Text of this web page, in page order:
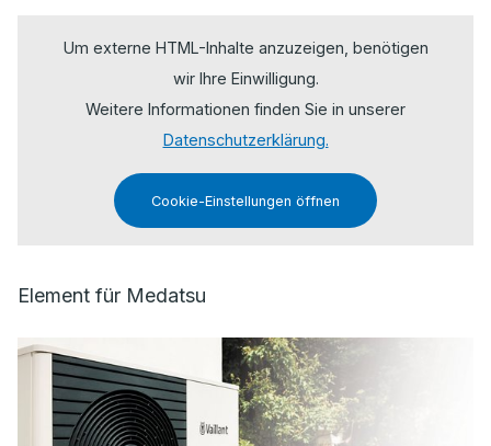
Um externe HTML-Inhalte anzuzeigen, benötigen
wir Ihre Einwilligung.
Weitere Informationen finden Sie in unserer
Datenschutzerklärung.
Cookie-Einstellungen öffnen
Element für Medatsu